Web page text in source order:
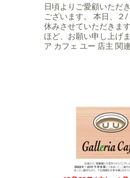
日頃よりご愛顧いただ
ございます。 本日、２
休みさせていただきま
ほど、お願い申し上げ
ア カフェ ユー 店主 関連